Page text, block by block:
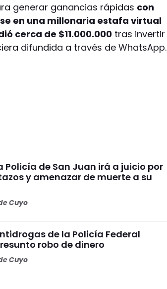
generar ganancias rápidas con
en una millonaria estafa virtual
cerca de $11.000.000 tras invertir
difundida a través de WhatsApp.
Policía de San Juan irá a juicio por
y amenazar de muerte a su
Cuyo
de la Policía Federal
robo de dinero
Cuyo